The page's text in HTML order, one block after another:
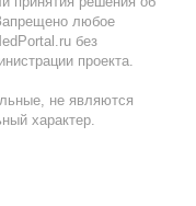
любое
без
проекта.
не являются
характер.